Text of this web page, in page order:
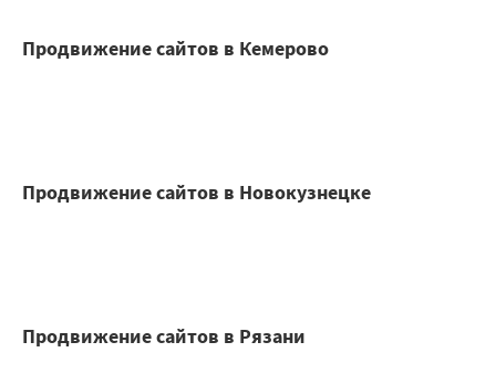
Продвижение сайтов в Кемерово
Продвижение сайтов в Новокузнецке
Продвижение сайтов в Рязани